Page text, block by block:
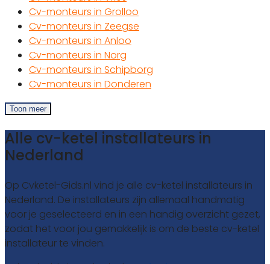
Cv-monteurs in Grolloo
Cv-monteurs in Zeegse
Cv-monteurs in Anloo
Cv-monteurs in Norg
Cv-monteurs in Schipborg
Cv-monteurs in Donderen
Toon meer
Alle cv-ketel installateurs in
Nederland
Op Cvketel-Gids.nl vind je alle cv-ketel installateurs in
Nederland. De installateurs zijn allemaal handmatig
voor je geselecteerd en in een handig overzicht gezet,
zodat het voor jou gemakkelijk is om de beste cv-ketel
installateur te vinden.